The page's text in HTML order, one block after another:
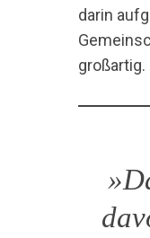
darin
großartig.